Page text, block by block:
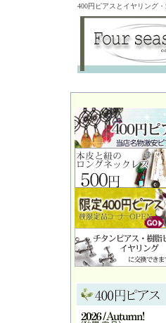
400円ピアスとイヤリング